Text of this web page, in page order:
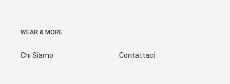
WEAR & MORE
Chi Siamo Contattaci